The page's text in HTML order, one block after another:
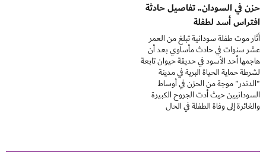
حزن في السودان.. تفاصيل حادثة
افتراس أسد لطفلة
أثار موت طفلة سودانية تبلغ من العمر
عشر سنوات في حادث مأساوي بعد أن
هاجمها أحد الأسود في حديقة حيوان تابعة
لشرطة حماية الحياة البرية في مدينة
"الدندر" موجة من الحزن في أوساط
السودانيين حيث أدت الجروح الكبيرة
والغائرة إلى وفاة الطفلة في الحال